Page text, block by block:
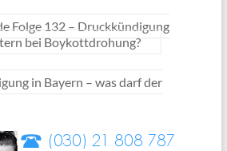
Folge 132 – Druckkündigung
bei Boykottdrohung?
in Bayern – was darf der